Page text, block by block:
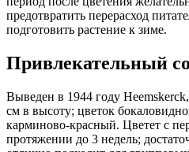
предотвратить перерасход
подготовить растение к зиме.
Привлекательный
Выведен в 1944 году
см в высоту; цветок
карминово-красный. Цветет с
протяжении до 3 недель;